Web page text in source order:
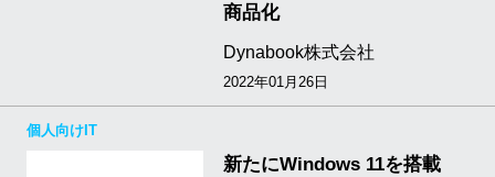
商品化
Dynabook株式会社
2022年01月26日
個人向けIT
新たにWindows 11を搭載